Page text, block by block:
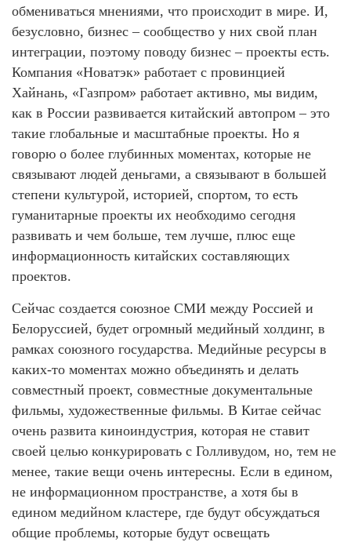
обмениваться мнениями, что происходит в мире. И,
безусловно, бизнес – сообщество у них свой план
интеграции, поэтому поводу бизнес – проекты есть.
Компания «Новатэк» работает с провинцией
Хайнань, «Газпром» работает активно, мы видим,
как в России развивается китайский автопром – это
такие глобальные и масштабные проекты. Но я
говорю о более глубинных моментах, которые не
связывают людей деньгами, а связывают в большей
степени культурой, историей, спортом, то есть
гуманитарные проекты их необходимо сегодня
развивать и чем больше, тем лучше, плюс еще
информационность китайских составляющих
проектов.
Сейчас создается союзное СМИ между Россией и
Белоруссией, будет огромный медийный холдинг, в
рамках союзного государства. Медийные ресурсы в
каких-то моментах можно объединять и делать
совместный проект, совместные документальные
фильмы, художественные фильмы. В Китае сейчас
очень развита киноиндустрия, которая не ставит
своей целью конкурировать с Голливудом, но, тем не
менее, такие вещи очень интересны. Если в едином,
не информационном пространстве, а хотя бы в
едином медийном кластере, где будут обсуждаться
общие проблемы, которые будут освещать